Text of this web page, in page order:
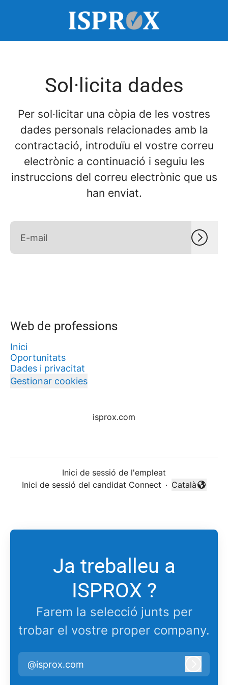
Sol·licita dades
Per sol·licitar una còpia de les vostres
dades personals relacionades amb la
contractació, introduïu el vostre correu
electrònic a continuació i seguiu les
instruccions del correu electrònic que us
han enviat.
Web de professions
Inici
Oportunitats
Dades i privacitat
Gestionar cookies
isprox.com
Inici de sessió de l'empleat
Inici de sessió del candidat Connect ·
Canviar
Català
Ja treballeu a
ISPROX ?
Farem la selecció junts per
trobar el vostre proper company.
@isprox.com